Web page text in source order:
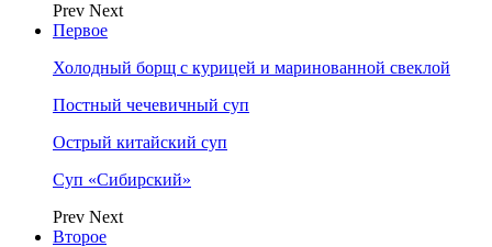
Prev Next
Первое
Холодный борщ с курицей и маринованной свеклой
Постный чечевичный суп
Острый китайский суп
Суп «Сибирский»
Prev Next
Второе